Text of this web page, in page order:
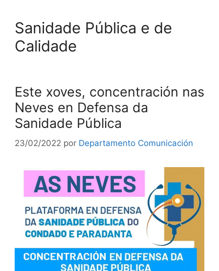
Sanidade Pública e de
Calidade
Este xoves, concentración nas
Neves en Defensa da
Sanidade Pública
23/02/2022 por Departamento Comunicación